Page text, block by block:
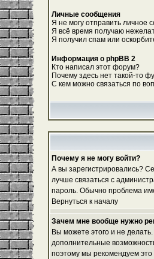
Личные сообщения
Я не могу отправить личное
Я всё время получаю
Я получил спам или
Информация о phpBB 2
Кто написал этот форум?
Почему здесь нет такой-то
С кем можно связаться по
Почему я не могу войти?
А вы зарегистрировались?
лучше связаться с
пароль. Обычно проблема
Вернуться к началу
Зачем мне вообще нужно
Вы можете этого и не
дополнительные
поэтому мы рекомендуем это